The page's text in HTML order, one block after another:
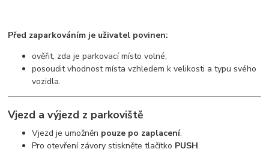
Před zaparkováním je uživatel povinen:
ověřit, zda je parkovací místo volné,
posoudit vhodnost místa vzhledem k velikosti a typu svého
vozidla.
Vjezd a výjezd z parkoviště
Vjezd je umožněn pouze po zaplacení.
Pro otevření závory stiskněte tlačítko PUSH.